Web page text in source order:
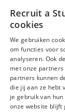
+31(0)88
Alle
Recruit a
cookies
We gebruiken
om functies voor
analyseren. Ook
met onze
partners kunnen
die jij aan ze hebt
je gebruik van
onze website blijft